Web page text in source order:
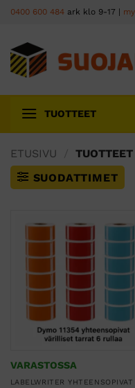
Skip
content
0400 600 484 ark klo 9-17 |
TUOTTEET
ETUSIVU
SUODATTIMET
VARASTOSSA